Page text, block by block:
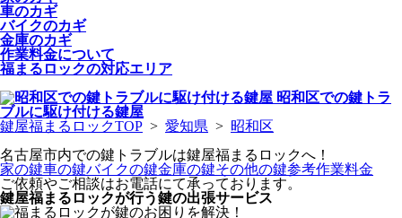
車のカギ
バイクのカギ
金庫のカギ
作業料金について
福まるロックの対応エリア
昭和区での鍵トラ
ブルに駆け付ける鍵屋
鍵屋福まるロックTOP > 愛知県 > 昭和区
名古屋市内での鍵トラブルは鍵屋福まるロックへ！
家の鍵車の鍵バイクの鍵金庫の鍵その他の鍵参考作業料金
ご依頼やご相談はお電話にて承っております。
鍵屋福まるロックが行う鍵の出張サービス